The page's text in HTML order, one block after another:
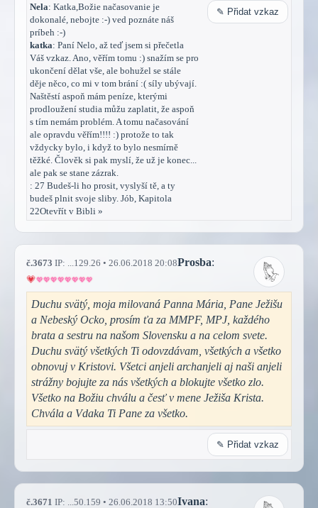
Nela: Katka,Božie načasovanie je
dokonalé, nebojte :-) ved poznáte náš
príbeh :-)
katka: Paní Nelo, až teď jsem si přečetla
Váš vzkaz. Ano, věřím tomu :) snažím se pro
ukončení dělat vše, ale bohužel se stále
děje něco, co mi v tom brání :( síly ubývají.
Naštěstí aspoň mám peníze, kterými
prodloužení studia můžu zaplatit, že aspoň
s tím nemám problém. A tomu načasování
ale opravdu věřím!!!! :) protože to tak
vždycky bylo, i když to bylo nesmírně
těžké. Člověk si pak myslí, že už je konec...
ale pak se stane zázrak.
: 27 Budeš-li ho prosit, vyslyší tě, a ty
budeš plnit svoje sliby. Jób, Kapitola
22Otevřít v Bibli »
✎ Přidat vzkaz
č.3673 IP: ...129.26 • 26.06.2018 20:08Prosba:
Duchu svätý, moja milovaná Panna Mária, Pane Ježišu
a Nebeský Ocko, prosím ťa za MMPF, MPJ, každého
brata a sestru na našom Slovensku a na celom svete.
Duchu svätý všetkých Ti odovzdávam, všetkých a všetko
obnovuj v Kristovi. Všetci anjeli archanjeli aj naši anjeli
strážny bojujte za nás všetkých a blokujte všetko zlo.
Všetko na Božiu chválu a česť v mene Ježiša Krista.
Chvála a Vdaka Ti Pane za všetko.
✎ Přidat vzkaz
č.3671 IP: ...50.159 • 26.06.2018 13:50Ivana: